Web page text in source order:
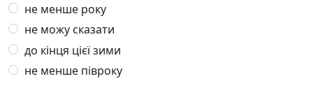
не менше року
не можу сказати
до кінця цієї зими
не менше півроку